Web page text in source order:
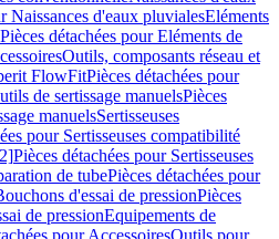
Naissances d'eaux pluvialesEléments
Pièces détachées pour Eléments de
Outils, composants réseau et
FlowFitPièces détachées pour
de sertissage manuelsPièces
manuelsSertisseuses
pour Sertisseuses compatibilité
Pièces détachées pour Sertisseuses
de tubePièces détachées pour
d'essai de pressionPièces
de pressionEquipements de
pour AccessoiresOutils pour